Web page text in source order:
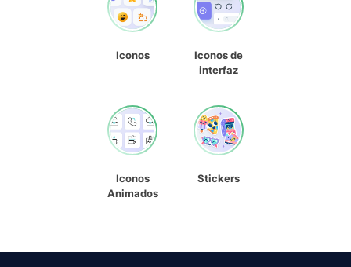
Iconos
Iconos de
interfaz
Iconos
Animados
Stickers